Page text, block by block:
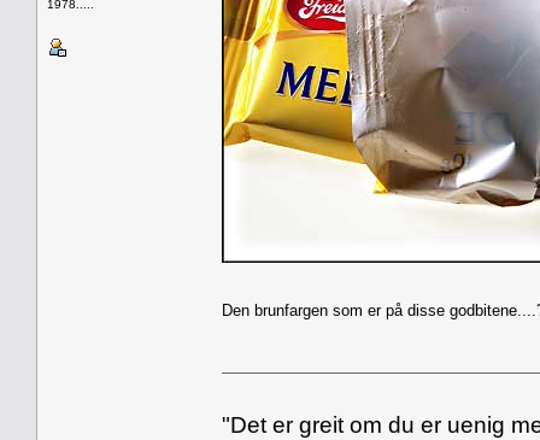
1978.....
Den brunfargen som er på disse
"Det er greit om du er uenig